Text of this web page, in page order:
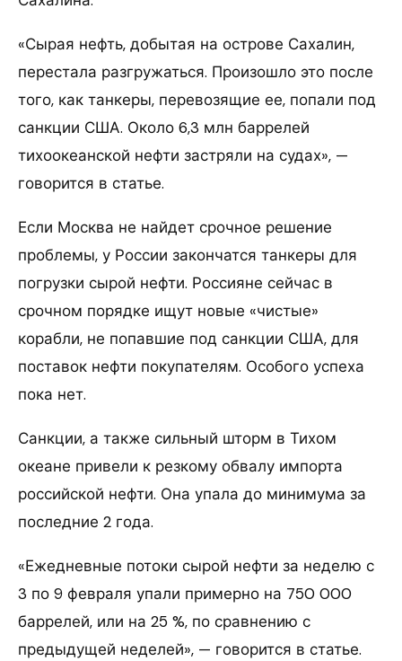
«Сырая нефть, добытая на острове Сахалин,
перестала разгружаться. Произошло это после
того, как танкеры, перевозящие ее, попали под
санкции США. Около 6,3 млн баррелей
тихоокеанской нефти застряли на судах», —
говорится в статье.
Если Москва не найдет срочное решение
проблемы, у России закончатся танкеры для
погрузки сырой нефти. Россияне сейчас в
срочном порядке ищут новые «чистые»
корабли, не попавшие под санкции США, для
поставок нефти покупателям. Особого успеха
пока нет.
Санкции, а также сильный шторм в Тихом
океане привели к резкому обвалу импорта
российской нефти. Она упала до минимума за
последние 2 года.
«Ежедневные потоки сырой нефти за неделю с
3 по 9 февраля упали примерно на 750 000
баррелей, или на 25 %, по сравнению с
предыдущей неделей», — говорится в статье.